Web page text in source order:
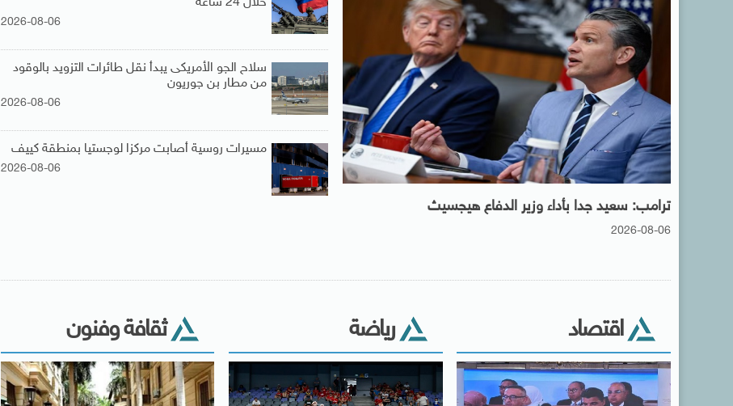
2026-08-06
سلاح الجو الأمريكى يبدأ نقل طائرات التزويد بالوقود
من مطار بن جوريون
2026-08-06
مسيرات روسية أصابت مركزا لوجستيا بمنطقة كييف
2026-08-06
ترامب: سعيد جدا بأداء وزير الدفاع هيجسيث
2026-08-06
ثقافة وفنون رياضة اقتصاد